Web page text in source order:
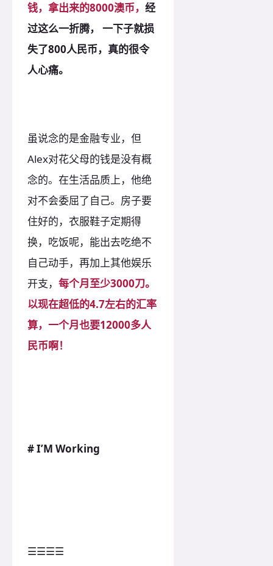
钱，拿出来的8000澳币， 经
过这么一折腾， 一下子就损
失了800人民币，真的很令
人心痛。
虽说念的是金融专业，但
Alex对花父母的钱是没有概
念的。在生活品质上，他绝
对不会委屈了自己。房子要
住好的，衣服鞋子定期得
换，吃饭呢，能出去吃绝不
自己动手，再加上其他娱乐
开支， 每个月至少3000刀。
以现在超低的4.7左右的汇率
算，一个月也要12000多人
民币啊！
# I’M Working
☰☰☰☰